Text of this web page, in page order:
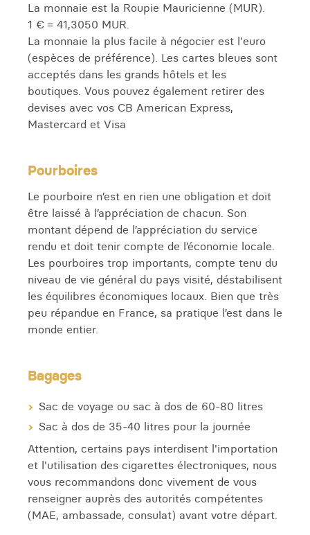
La monnaie est la Roupie Mauricienne (MUR).
1 € = 41,3050 MUR.
La monnaie la plus facile à négocier est l'euro
(espèces de préférence). Les cartes bleues sont
acceptés dans les grands hôtels et les
boutiques. Vous pouvez également retirer des
devises avec vos CB American Express,
Mastercard et Visa
Pourboires
Le pourboire n’est en rien une obligation et doit
être laissé à l’appréciation de chacun. Son
montant dépend de l’appréciation du service
rendu et doit tenir compte de l’économie locale.
Les pourboires trop importants, compte tenu du
niveau de vie général du pays visité, déstabilisent
les équilibres économiques locaux. Bien que très
peu répandue en France, sa pratique l’est dans le
monde entier.
Bagages
Sac de voyage ou sac à dos de 60-80 litres
Sac à dos de 35-40 litres pour la journée
Attention, certains pays interdisent l'importation
et l'utilisation des cigarettes électroniques, nous
vous recommandons donc vivement de vous
renseigner auprès des autorités compétentes
(MAE, ambassade, consulat) avant votre départ.